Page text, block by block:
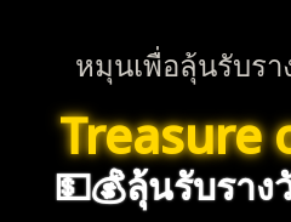
หมุนเพื่อลุ้นรับร
Treasure
💵💰ลุ้นรับรา